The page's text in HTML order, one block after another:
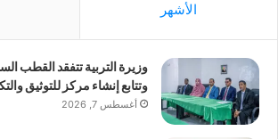
الأشهر
وزيرة التربية تتفقد القطب
وتتابع إنشاء مركز للتوثيق
أغسطس 7, 2026